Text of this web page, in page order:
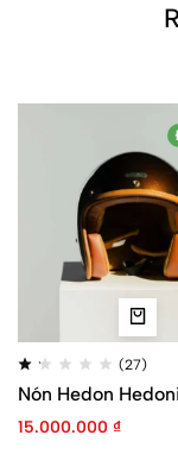
(27)
Nón Hedon
15.000.000 ₫